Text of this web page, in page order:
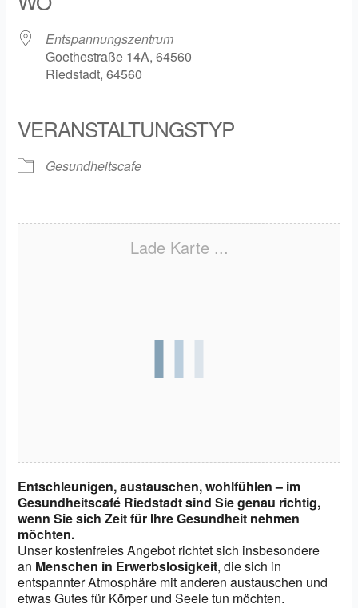
Entspannungszentrum
Goethestraße 14A, 64560
Riedstadt, 64560
VERANSTALTUNGSTYP
Gesundheitscafe
Lade Karte ...
Entschleunigen, austauschen, wohlfühlen – im
Gesundheitscafé Riedstadt sind Sie genau richtig,
wenn Sie sich Zeit für Ihre Gesundheit nehmen
möchten.
Unser kostenfreies Angebot richtet sich insbesondere
an Menschen in Erwerbslosigkeit, die sich in
entspannter Atmosphäre mit anderen austauschen und
etwas Gutes für Körper und Seele tun möchten.